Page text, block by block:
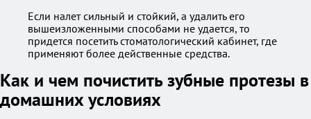
Если налет сильный и стойкий, а удалить его
вышеизложенными способами не удается, то
придется посетить стоматологический кабинет, где
применяют более действенные средства.
Как и чем почистить зубные протезы в
домашних условиях